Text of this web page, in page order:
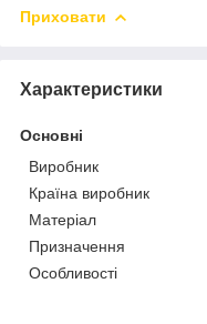
Приховати
Характеристики
Основні
Виробник
Країна виробник
Матеріал
Призначення
Особливості